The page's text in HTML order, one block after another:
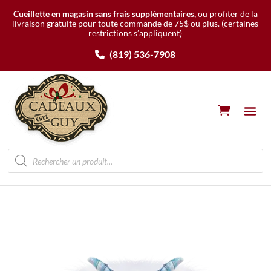
Cueillette en magasin sans frais supplémentaires,ou profiter de la
livraison gratuite pour toute commande de 75$ ou plus. (certaines
restrictions s’appliquent)
(819) 536-7908
Recherche
de
produits